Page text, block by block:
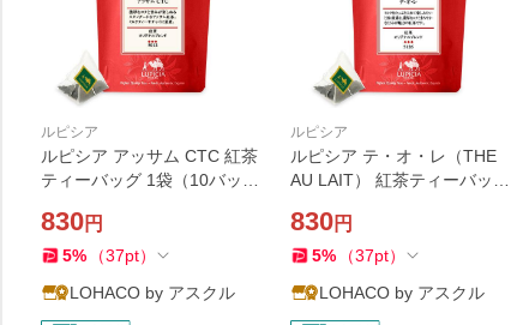
ルピシア
ルピシア アッサム CTC 紅茶
ティーバッグ 1袋（10バッグ
830円
5% （37pt）
LOHACO by アスクル
ルピシア
ルピシア テ・オ・レ（THE
AU LAIT） 紅茶ティーバッグ
830円
5% （37pt）
LOHACO by アスクル